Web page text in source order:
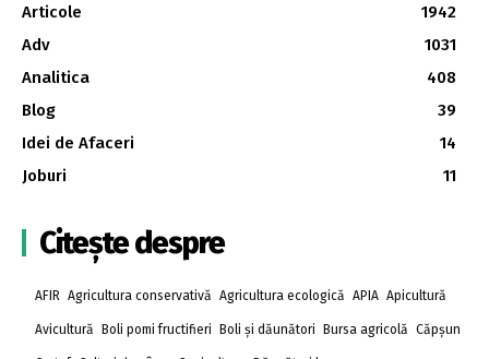
Articole
1942
Adv
1031
Analitica
408
Blog
39
Idei de Afaceri
14
Joburi
11
Citește despre
AFIR Agricultura conservativă Agricultura ecologică APIA Apicultură
Avicultură Boli pomi fructifieri Boli și dăunători Bursa agricolă Căpșun